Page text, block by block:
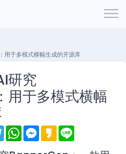
用于多模式横幅生成的开源库
研究
用于多模式横幅
T
e
W
h
M
e
K
a